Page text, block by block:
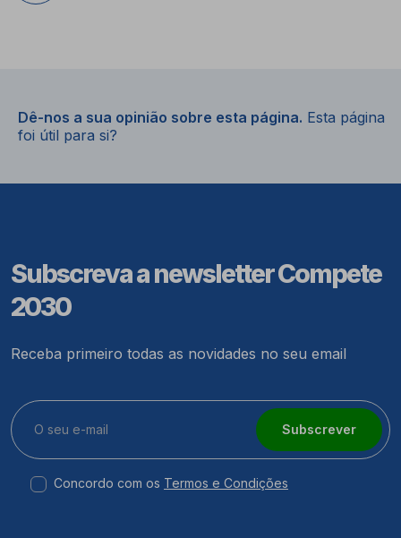
Dê-nos a sua opinião sobre esta página. Esta página
foi útil para si?
Subscreva a newsletter Compete
2030
Receba primeiro todas as novidades no seu email
Subscrever
Concordo com os Termos e Condições